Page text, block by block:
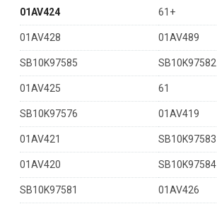
01AV424 61+
01AV428 01AV489
SB10K97585 SB10K97582
01AV425 61
SB10K97576 01AV419
01AV421 SB10K97583
01AV420 SB10K97584
SB10K97581 01AV426